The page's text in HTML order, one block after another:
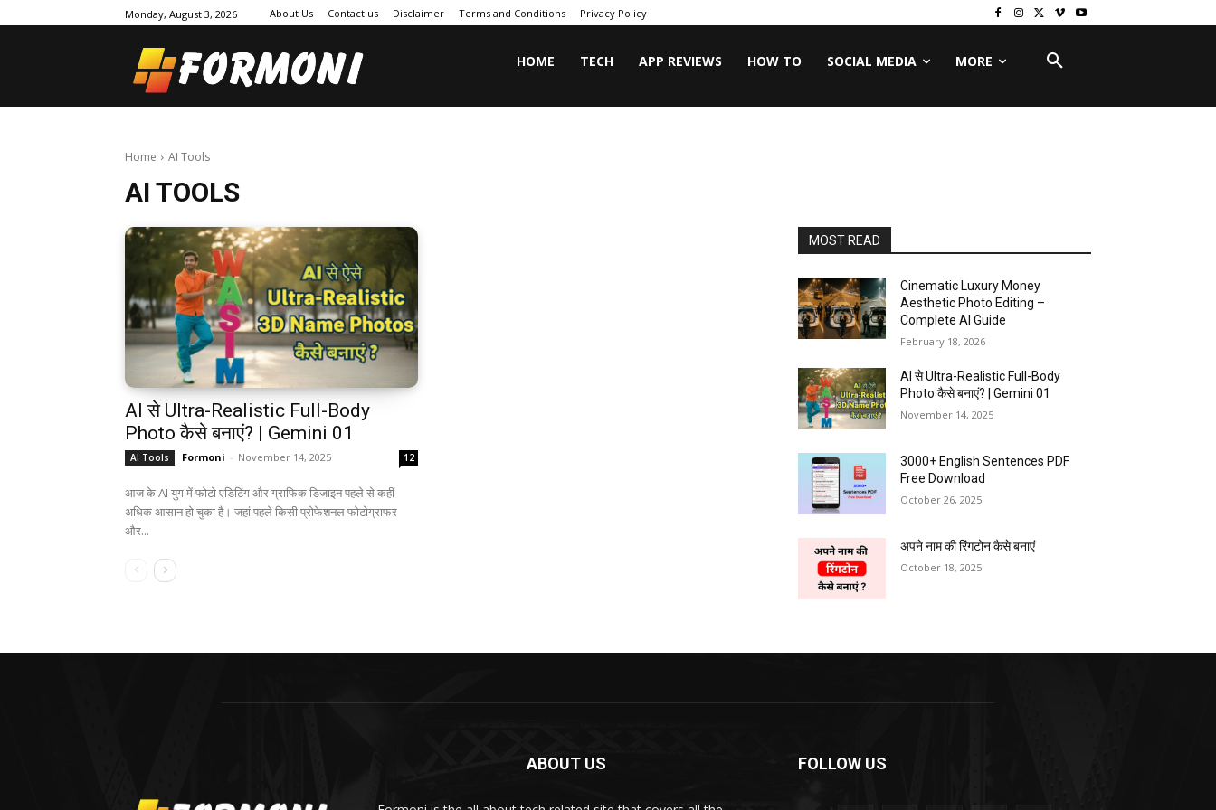
Monday, August 3, 2026 About Us Contact us Disclaimer Terms and Conditions Privacy Policy
HOME TECH APP REVIEWS HOW TO SOCIAL MEDIA MORE
Home AI Tools
AI TOOLS
AI से Ultra-Realistic Full-Body
Photo कैसे बनाएं? | Gemini 01
AI Tools Formoni - November 14, 2025 12
आज के AI युग में फोटो एडिटिंग और ग्राफिक डिजाइन पहले से कहीं
अधिक आसान हो चुका है। जहां पहले किसी प्रोफेशनल फोटोग्राफर
और...
MOST READ
Cinematic Luxury Money
Aesthetic Photo Editing –
Complete AI Guide
February 18, 2026
AI से Ultra-Realistic Full-Body
Photo कैसे बनाएं? | Gemini 01
November 14, 2025
3000+ English Sentences PDF
Free Download
October 26, 2025
अपने नाम की रिंगटोन कैसे बनाएं
October 18, 2025
ABOUT US FOLLOW US